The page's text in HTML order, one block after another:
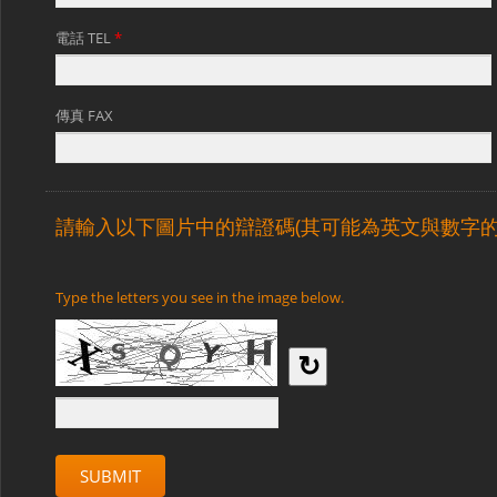
電話 TEL*
傳真 FAX
請輸入以下圖片中的辯證碼(其可能為英文與數字
Type the letters you see in the image below.
↻